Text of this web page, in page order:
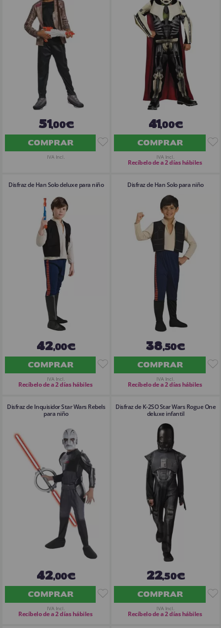
51,00€
COMPRAR
IVA Incl.
41,00€
COMPRAR
IVA Incl.
Recíbelo de a 2 días hábiles
Disfraz de Han Solo deluxe para niño
42,00€
COMPRAR
IVA Incl.
Recíbelo de a 2 días hábiles
Disfraz de Han Solo para niño
38,50€
COMPRAR
IVA Incl.
Recíbelo de a 2 días hábiles
Disfraz de Inquisidor Star Wars Rebels
para niño
42,00€
COMPRAR
IVA Incl.
Recíbelo de a 2 días hábiles
Disfraz de K-2SO Star Wars Rogue One
deluxe infantil
22,50€
COMPRAR
IVA Incl.
Recíbelo de a 2 días hábiles